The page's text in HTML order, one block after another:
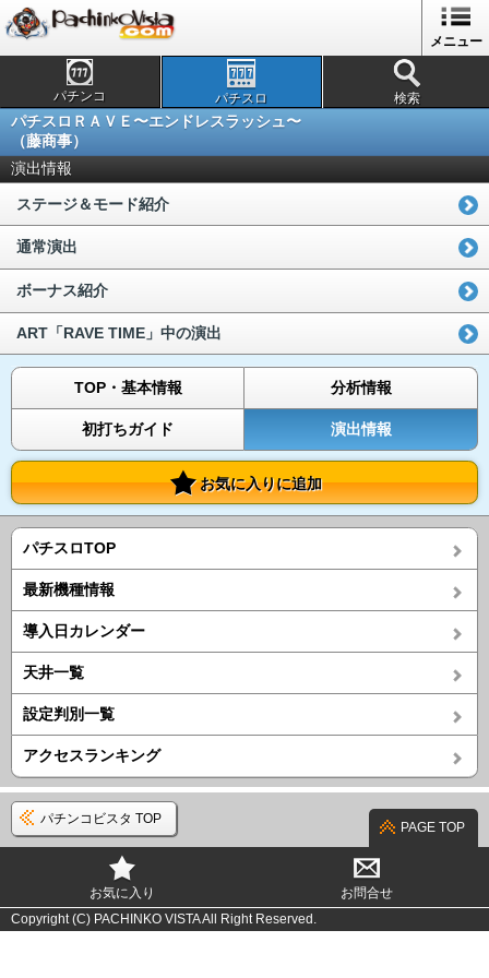
メニュー
パチンコ パチスロ 検索
パチスロＲＡＶＥ〜エンドレスラッシュ〜
（藤商事）
演出情報
ステージ＆モード紹介
通常演出
ボーナス紹介
ART「RAVE TIME」中の演出
TOP・基本情報 分析情報
初打ちガイド 演出情報
お気に入りに追加
パチスロTOP
最新機種情報
導入日カレンダー
天井一覧
設定判別一覧
アクセスランキング
パチンコビスタ TOP
PAGE TOP
お気に入り
お問合せ
Copyright (C) PACHINKO VISTA All Right Reserved.